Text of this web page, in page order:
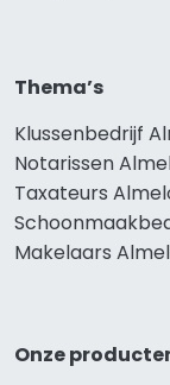
Thema’s
Klussenbedrijf
Notarissen
Taxateurs
Makelaars
Onze